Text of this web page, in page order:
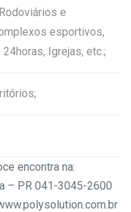
e
esportivos,
Igrejas, etc.;
encontra na:
– PR 041-3045-2600